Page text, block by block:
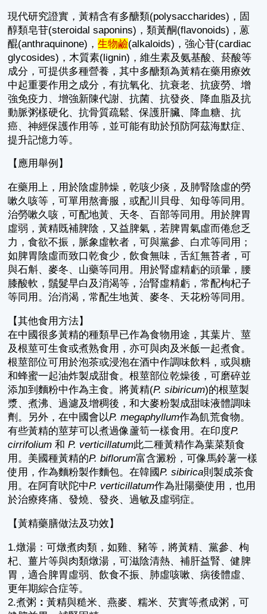
現代研究證實，黃精含有多醣類(polysaccharides)，固
醇類皂苷(steroidal saponins)，類黃酮(flavonoids)，蒽
醌(anthraquinone)，生物鹼(alkaloids)，強心苷(cardiac
glycosides)，木質素(lignin)，維生素及氨基酸、菸酸等
成分，可提供多種營養，其中多醣類為黃精在藥用療效
中起重要作用之成分，有抗氧化、抗衰老、抗疲勞、增
強免疫力、增強新陳代謝、抗菌、抗發炎、降血脂及抗
動脈粥樣硬化、抗骨質疏鬆、保護肝臟、降血糖、抗
癌、神經保護作用等，並可能有助於預防阿茲海默症、
提升記憶力等。
【應用舉例】
在藥用上，用於陰虛肺燥，乾咳少痰，及肺腎陰虛的勞
嗽久咳等，可單用熬膏服，或配川貝母、知母等同用。
治勞嗽久咳，可配地黃、天冬、百部等同用。用於脾胃
虛弱，黃精既補脾陰，又益脾氣，若脾胃氣虛而倦怠乏
力，食欲不振，脈象虛軟者，可與黨參、白朮等同用；
如脾胃陰虛而致口乾食少，飲食無味，舌紅無苔者，可
與石斛、麥冬、山藥等同用。用於腎虛精虧的頭暈，腰
膝酸軟，鬚髮早白及消渴等，治腎虛精虧，常配枸杞子
等同用。治消渴，常配生地黃、麥冬、天花粉等同用。
【其他食用方法】
在中國很多黃精的種類早已作為食物用途，其葉片、莖
及根莖可生食或煮熟食用，亦可與肉及米飯一起煮食。
根莖部位可用於泡茶或浸泡在酒中作調味飲料，或與糖
和蜂蜜一起油炸製成甜食。根莖部位乾燥後，可磨碎並
添加到麵粉中作為主食。將黃精(P. sibiricum)的根莖製
漿、煮沸、過濾及增稠後，和大麥粉製成甜味液體調味
劑。另外，在中國會以P. megaphyllum作為飢荒食物。
有些黃精的莖芽可以煮過像蘆筍一樣食用。在印度P.
cirrifolium和 P. verticillatum此二種黃精作為葉菜類食
用。美國種黃精的P. biflorum富含澱粉，可像馬鈴薯一樣
使用，作為麵粉製作麵包。在韓國P. sibirica則製成茶食
用。在阿育吠陀中P. verticillatum作為壯陽藥使用，也用
於治療疼痛、發燒、發炎、過敏及虛弱症。
【黃精藥膳做法及功效】
1.燉湯：可燉煮肉類，如雞、豬等，將黃精、黨參、枸
杞、薑片等與肉類燉湯，可滋陰清熱、補肝益腎、健脾
胃，適合脾胃虛弱、飲食不振、肺虛咳嗽、病後體虛、
更年期綜合症等。
2.煮粥 ：黃精與糙米、燕麥、糯米、芡實等煮成粥，可